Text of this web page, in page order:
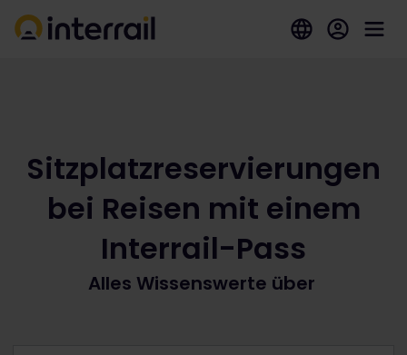
Sitzplatzreservierungen
bei Reisen mit einem
Interrail-Pass
Alles Wissenswerte über